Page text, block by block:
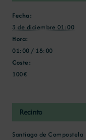
Fecha:
3 de diciembre 01:00
Hora:
01:00 / 18:00
Coste:
100€
Recinto
Santiago de Compostela